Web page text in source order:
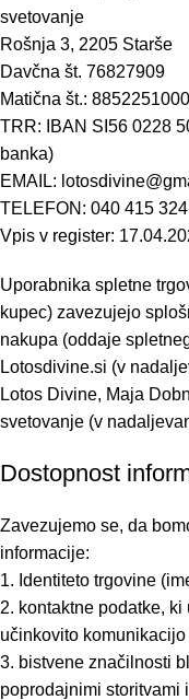
svetovanje
Rošnja 3, 2205 Starše
Davčna št. 76827909
Matična št.: 8852251000
TRR: IBAN SI56 0228
banka)
EMAIL:
TELEFON: 040 415 324
Vpis v register:
Uporabnika spletne
kupec) zavezujejo
nakupa (oddaje
Lotosdivine.si (v
Lotos Divine, Maja
svetovanje (v
Dostopnost
Zavezujemo se, da
informacije:
1. Identiteto trgovine
2. kontaktne podatke,
učinkovito
3. bistvene značilnosti
poprodajnimi storitvami